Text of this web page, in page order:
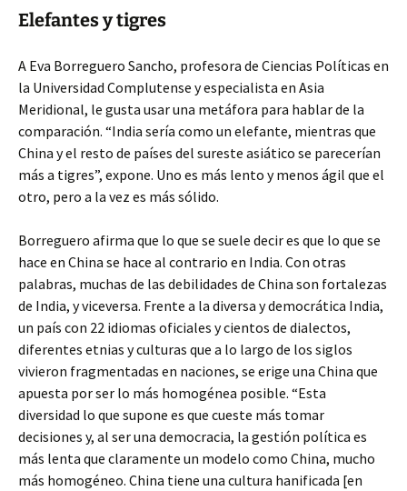
Elefantes y tigres
A Eva Borreguero Sancho, profesora de Ciencias Políticas en
la Universidad Complutense y especialista en Asia
Meridional, le gusta usar una metáfora para hablar de la
comparación. “India sería como un elefante, mientras que
China y el resto de países del sureste asiático se parecerían
más a tigres”, expone. Uno es más lento y menos ágil que el
otro, pero a la vez es más sólido.
Borreguero afirma que lo que se suele decir es que lo que se
hace en China se hace al contrario en India. Con otras
palabras, muchas de las debilidades de China son fortalezas
de India, y viceversa. Frente a la diversa y democrática India,
un país con 22 idiomas oficiales y cientos de dialectos,
diferentes etnias y culturas que a lo largo de los siglos
vivieron fragmentadas en naciones, se erige una China que
apuesta por ser lo más homogénea posible. “Esta
diversidad lo que supone es que cueste más tomar
decisiones y, al ser una democracia, la gestión política es
más lenta que claramente un modelo como China, mucho
más homogéneo. China tiene una cultura hanificada [en